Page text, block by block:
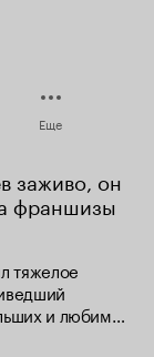
Еще
заживо, он
франшизы
тяжелое
и любимых